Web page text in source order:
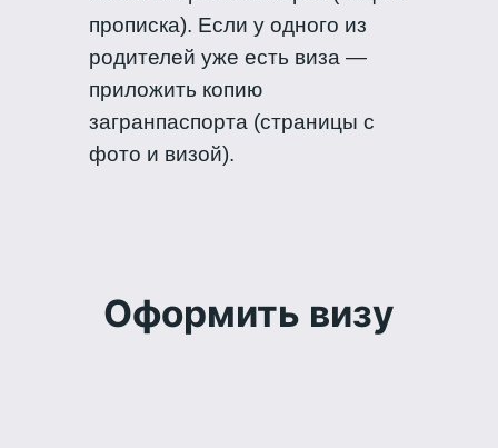
прописка). Если у одного из
родителей уже есть виза —
приложить копию
загранпаспорта (страницы с
фото и визой).
Оформить визу